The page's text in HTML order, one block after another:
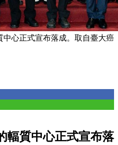
中心正式宣布落成。取自臺大癌
輻質中心正式宣布落